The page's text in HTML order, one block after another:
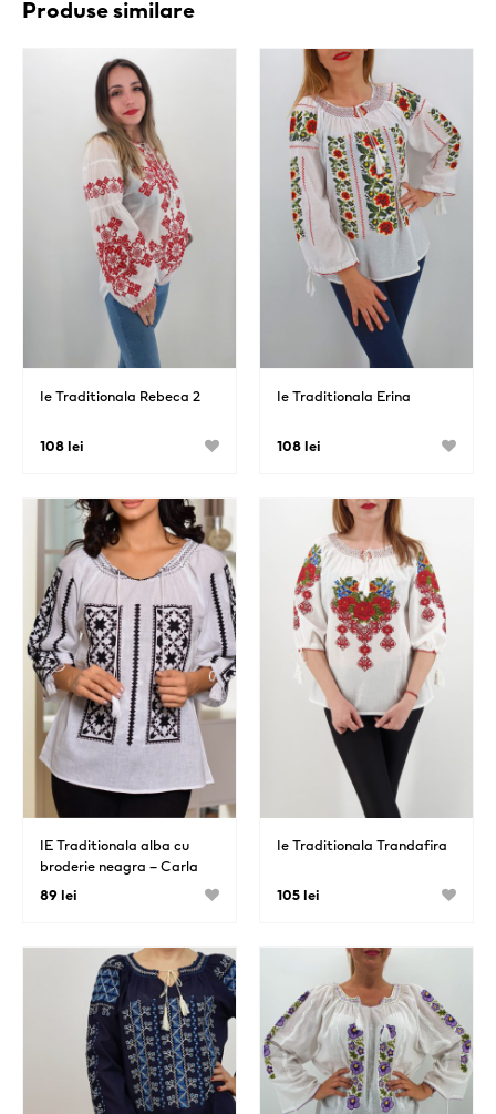
Produse similare
Ie Traditionala Rebeca 2
108 lei
Ie Traditionala Erina
108 lei
IE Traditionala alba cu
broderie neagra – Carla
89 lei
Ie Traditionala Trandafira
105 lei